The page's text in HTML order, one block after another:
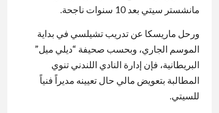
مانشستر سيتي بعد 10 سنوات ناجحة.
ورحل ماريسكا عن تدريب تشيلسي في بداية
الموسم الجاري، وبحسب صحيفة “ديلي ميل”
البريطانية، فإن إدارة النادي اللندني تنوي
المطالبة بتعويض مالي حال تعيينه مديراً فنياً
للسيتي.